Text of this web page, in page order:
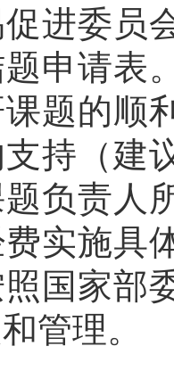
促进委员
申请表
题的顺
持（建
题负责
实施具
国家部
管理。